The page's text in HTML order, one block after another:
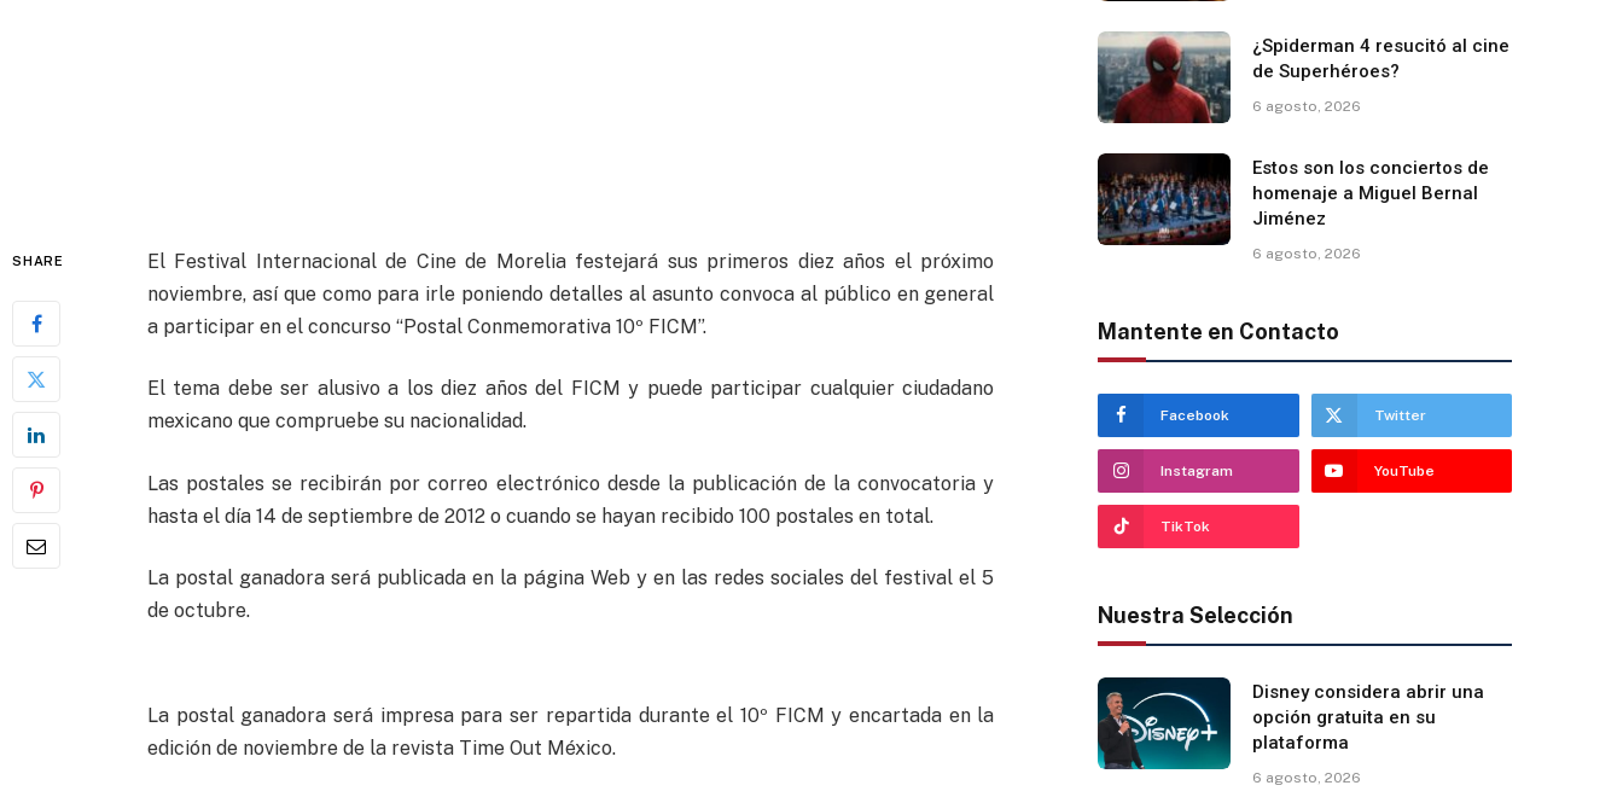
SHARE
El Festival Internacional de Cine de Morelia festejará sus primeros diez años el próximo
noviembre, así que como para irle poniendo detalles al asunto convoca al público en general
a participar en el concurso “Postal Conmemorativa 10º FICM”.
El tema debe ser alusivo a los diez años del FICM y puede participar cualquier ciudadano
mexicano que compruebe su nacionalidad.
Las postales se recibirán por correo electrónico desde la publicación de la convocatoria y
hasta el día 14 de septiembre de 2012 o cuando se hayan recibido 100 postales en total.
La postal ganadora será publicada en la página Web y en las redes sociales del festival el 5
de octubre.
La postal ganadora será impresa para ser repartida durante el 10º FICM y encartada en la
edición de noviembre de la revista Time Out México.
¿Spiderman 4 resucitó al cine
de Superhéroes?
6 agosto, 2026
Estos son los conciertos de
homenaje a Miguel Bernal
Jiménez
6 agosto, 2026
Mantente en Contacto
Facebook Twitter
Instagram YouTube
TikTok
Nuestra Selección
Disney considera abrir una
opción gratuita en su
plataforma
6 agosto, 2026